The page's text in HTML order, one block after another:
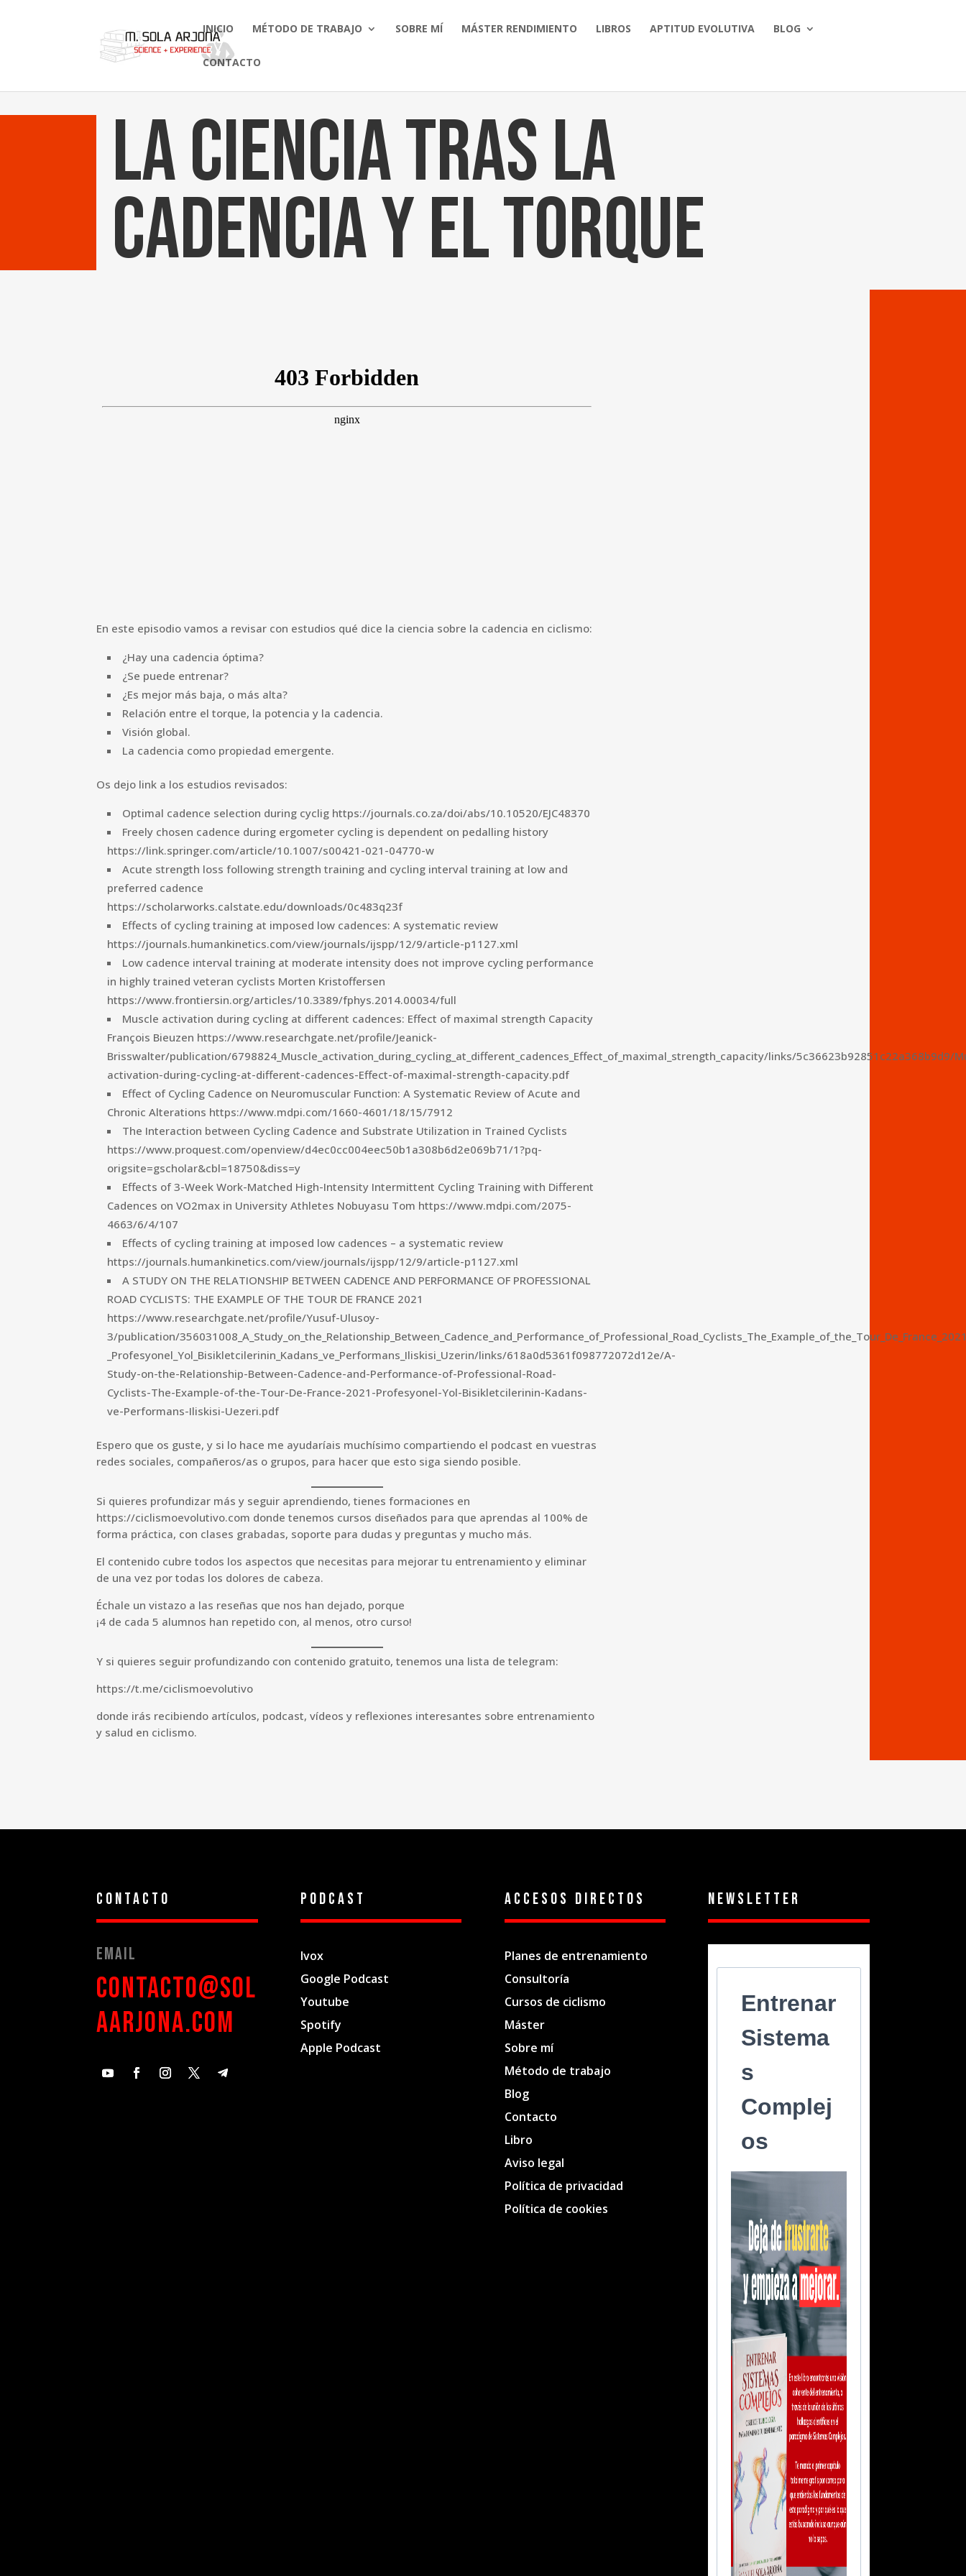
INICIO MÉTODO DE TRABAJO SOBRE MÍ MÁSTER RENDIMIENTO LIBROS APTITUD EVOLUTIVA BLOG
CONTACTO
La ciencia tras la
cadencia y el torque
En este episodio vamos a revisar con estudios qué dice la ciencia sobre la cadencia en ciclismo:
¿Hay una cadencia óptima?
¿Se puede entrenar?
¿Es mejor más baja, o más alta?
Relación entre el torque, la potencia y la cadencia.
Visión global.
La cadencia como propiedad emergente.
Os dejo link a los estudios revisados:
Optimal cadence selection during cyclig https://journals.co.za/doi/abs/10.10520/EJC48370
Freely chosen cadence during ergometer cycling is dependent on pedalling history
https://link.springer.com/article/10.1007/s00421-021-04770-w
Acute strength loss following strength training and cycling interval training at low and
preferred cadence
https://scholarworks.calstate.edu/downloads/0c483q23f
Effects of cycling training at imposed low cadences: A systematic review
https://journals.humankinetics.com/view/journals/ijspp/12/9/article-p1127.xml
Low cadence interval training at moderate intensity does not improve cycling performance
in highly trained veteran cyclists Morten Kristoffersen
https://www.frontiersin.org/articles/10.3389/fphys.2014.00034/full
Muscle activation during cycling at different cadences: Effect of maximal strength Capacity
François Bieuzen https://www.researchgate.net/profile/Jeanick-
Brisswalter/publication/6798824_Muscle_activation_during_cycling_at_different_cadences_Effect_of_maximal_strength_capacity/links/5c36623b92851c22a368b9d9/
activation-during-cycling-at-different-cadences-Effect-of-maximal-strength-capacity.pdf
Effect of Cycling Cadence on Neuromuscular Function: A Systematic Review of Acute and
Chronic Alterations https://www.mdpi.com/1660-4601/18/15/7912
The Interaction between Cycling Cadence and Substrate Utilization in Trained Cyclists
https://www.proquest.com/openview/d4ec0cc004eec50b1a308b6d2e069b71/1?pq-
origsite=gscholar&cbl=18750&diss=y
Effects of 3-Week Work-Matched High-Intensity Intermittent Cycling Training with Different
Cadences on VO2max in University Athletes Nobuyasu Tom https://www.mdpi.com/2075-
4663/6/4/107
Effects of cycling training at imposed low cadences – a systematic review
https://journals.humankinetics.com/view/journals/ijspp/12/9/article-p1127.xml
A STUDY ON THE RELATIONSHIP BETWEEN CADENCE AND PERFORMANCE OF PROFESSIONAL
ROAD CYCLISTS: THE EXAMPLE OF THE TOUR DE FRANCE 2021
https://www.researchgate.net/profile/Yusuf-Ulusoy-
3/publication/
_Profesyonel_Yol_Bisikletcilerinin_Kadans_ve_Performans_Iliskisi_Uzerin/links/618a0d5361f098772072d12e/A-
Study-on-the-Relationship-Between-Cadence-and-Performance-of-Professional-Road-
Cyclists-The-Example-of-the-Tour-De-France-2021-Profesyonel-Yol-Bisikletcilerinin-Kadans-
ve-Performans-Iliskisi-Uezeri.pdf
Espero que os guste, y si lo hace me ayudaríais muchísimo compartiendo el podcast en vuestras
redes sociales, compañeros/as o grupos, para hacer que esto siga siendo posible.
Si quieres profundizar más y seguir aprendiendo, tienes formaciones en
https://ciclismoevolutivo.com donde tenemos cursos diseñados para que aprendas al 100% de
forma práctica, con clases grabadas, soporte para dudas y preguntas y mucho más.
El contenido cubre todos los aspectos que necesitas para mejorar tu entrenamiento y eliminar
de una vez por todas los dolores de cabeza.
Échale un vistazo a las reseñas que nos han dejado, porque
¡4 de cada 5 alumnos han repetido con, al menos, otro curso!
Y si quieres seguir profundizando con contenido gratuito, tenemos una lista de telegram:
https://t.me/ciclismoevolutivo
donde irás recibiendo artículos, podcast, vídeos y reflexiones interesantes sobre entrenamiento
y salud en ciclismo.
Contacto
Email
contacto@sol
aarjona.com
Podcast
Ivox
Google Podcast
Youtube
Spotify
Apple Podcast
Accesos directos
Planes de entrenamiento
Consultoría
Cursos de ciclismo
Máster
Sobre mí
Método de trabajo
Blog
Contacto
Libro
Aviso legal
Política de privacidad
Política de cookies
Newsletter
Entrenar
Sistema
s
Complej
os